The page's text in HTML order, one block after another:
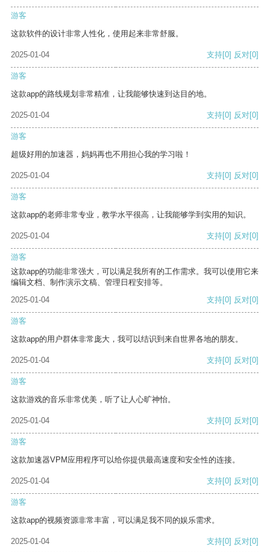
游客
这款软件的设计非常人性化，使用起来非常舒服。
2025-01-04 支持[0] 反对[0]
游客
这款app的路线规划非常精准，让我能够快速到达目的地。
2025-01-04 支持[0] 反对[0]
游客
超级好用的加速器，妈妈再也不用担心我的学习啦！
2025-01-04 支持[0] 反对[0]
游客
这款app的老师非常专业，教学水平很高，让我能够学到实用的知识。
2025-01-04 支持[0] 反对[0]
游客
这款app的功能非常强大，可以满足我所有的工作需求。我可以使用它来
编辑文档、制作演示文稿、管理日程安排等。
2025-01-04
支持[0] 反对[0]
游客
这款app的用户群体非常庞大，我可以结识到来自世界各地的朋友。
2025-01-04 支持[0] 反对[0]
游客
这款游戏的音乐非常优美，听了让人心旷神怡。
2025-01-04 支持[0] 反对[0]
游客
这款加速器VPM应用程序可以给你提供最高速度和安全性的连接。
2025-01-04 支持[0] 反对[0]
游客
这款app的视频资源非常丰富，可以满足我不同的娱乐需求。
2025-01-04 支持[0] 反对[0]